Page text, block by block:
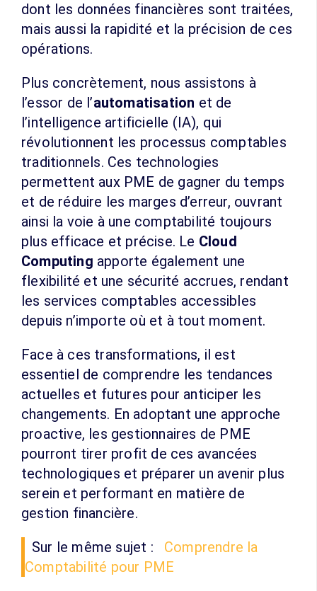
dont les données financières sont traitées,
mais aussi la rapidité et la précision de ces
opérations.
Plus concrètement, nous assistons à
l’essor de l’automatisation et de
l’intelligence artificielle (IA), qui
révolutionnent les processus comptables
traditionnels. Ces technologies
permettent aux PME de gagner du temps
et de réduire les marges d’erreur, ouvrant
ainsi la voie à une comptabilité toujours
plus efficace et précise. Le Cloud
Computing apporte également une
flexibilité et une sécurité accrues, rendant
les services comptables accessibles
depuis n’importe où et à tout moment.
Face à ces transformations, il est
essentiel de comprendre les tendances
actuelles et futures pour anticiper les
changements. En adoptant une approche
proactive, les gestionnaires de PME
pourront tirer profit de ces avancées
technologiques et préparer un avenir plus
serein et performant en matière de
gestion financière.
Sur le même sujet :
Comprendre la
Comptabilité pour PME